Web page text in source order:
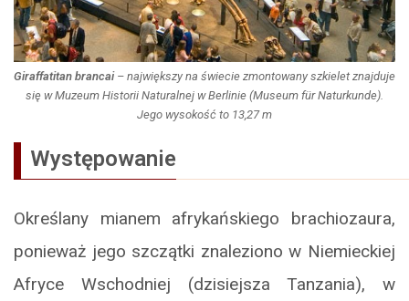
Giraffatitan brancai– największy na świecie zmontowany szkielet znajduje
się w Muzeum Historii Naturalnej w Berlinie (Museum für Naturkunde).
Jego wysokość to 13,27 m
Występowanie
Określany mianem afrykańskiego brachiozaura,
ponieważ jego szczątki znaleziono w Niemieckiej
Afryce Wschodniej (dzisiejsza Tanzania), w